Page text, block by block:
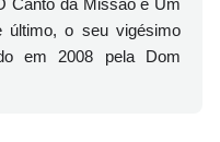
Canto da Missão e Um
último, o seu vigésimo
em 2008 pela Dom